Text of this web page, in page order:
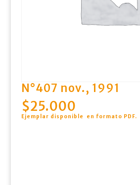
N°407 nov., 1991
$25.000
Ejemplar disponible en formato PDF.